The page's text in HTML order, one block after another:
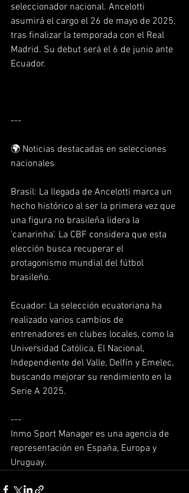
seleccionador nacional. Ancelotti
asumirá el cargo el 26 de mayo de 2025,
tras finalizar la temporada con el Real
Madrid. Su debut será el 6 de junio ante
Ecuador.
---
🌍 Noticias destacadas en selecciones
nacionales
Brasil: La llegada de Ancelotti marca un
hecho histórico al ser la primera vez que
una figura no brasileña lidera la
'canarinha'. La CBF considera que esta
elección busca recuperar el
protagonismo mundial del fútbol
brasileño.
Ecuador: La selección ecuatoriana ha
realizado varios cambios de
entrenadores en clubes locales, como la
Universidad Católica, El Nacional,
Independiente del Valle, Delfín y Emelec,
buscando mejorar su rendimiento en la
Serie A 2025.
---
Inmo Sport Manager es una agencia de
representación en España, Europa y
Uruguay.